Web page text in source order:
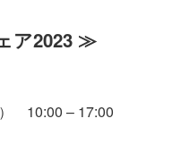
ア2023 ≫
10:00 – 17:00